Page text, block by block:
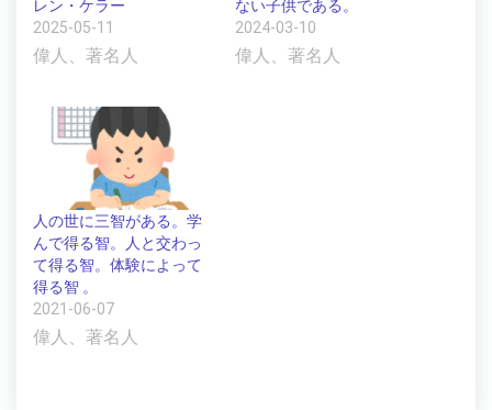
レン・ケラー
2025-05-11
偉人、著名人
ない子供である。
2024-03-10
偉人、著名人
人の世に三智がある。学
んで得る智。人と交わっ
て得る智。体験によって
得る智 。
2021-06-07
偉人、著名人